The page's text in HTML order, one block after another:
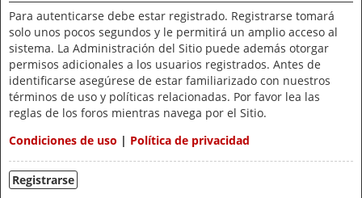
Para autenticarse debe estar registrado. Registrarse tomará
solo unos pocos segundos y le permitirá un amplio acceso al
sistema. La Administración del Sitio puede además otorgar
permisos adicionales a los usuarios registrados. Antes de
identificarse asegúrese de estar familiarizado con nuestros
términos de uso y políticas relacionadas. Por favor lea las
reglas de los foros mientras navega por el Sitio.
Condiciones de uso | Política de privacidad
Registrarse